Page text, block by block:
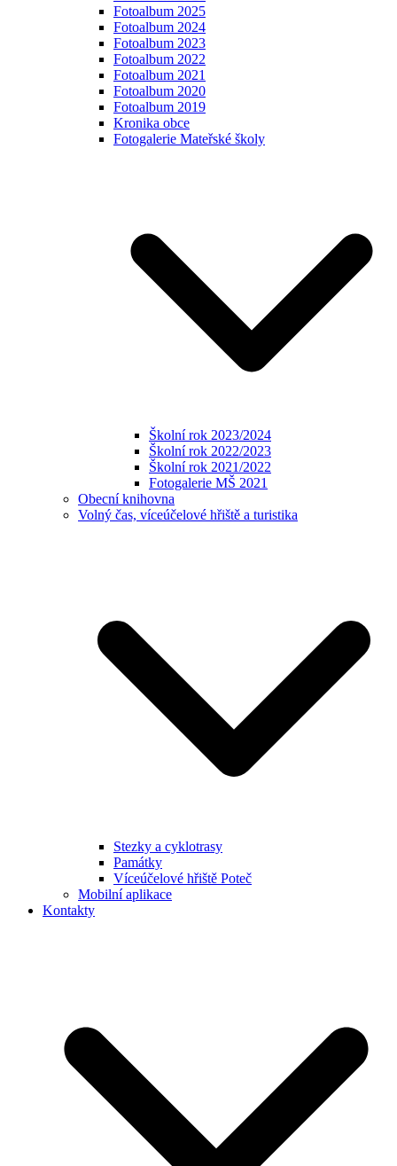
Fotoalbum 2025
Fotoalbum 2024
Fotoalbum 2023
Fotoalbum 2022
Fotoalbum 2021
Fotoalbum 2020
Fotoalbum 2019
Kronika obce
Fotogalerie Mateřské školy
Školní rok 2023/2024
Školní rok 2022/2023
Školní rok 2021/2022
Fotogalerie MŠ 2021
Obecní knihovna
Volný čas, víceúčelové hřiště a turistika
Stezky a cyklotrasy
Památky
Víceúčelové hřiště Poteč
Mobilní aplikace
Kontakty